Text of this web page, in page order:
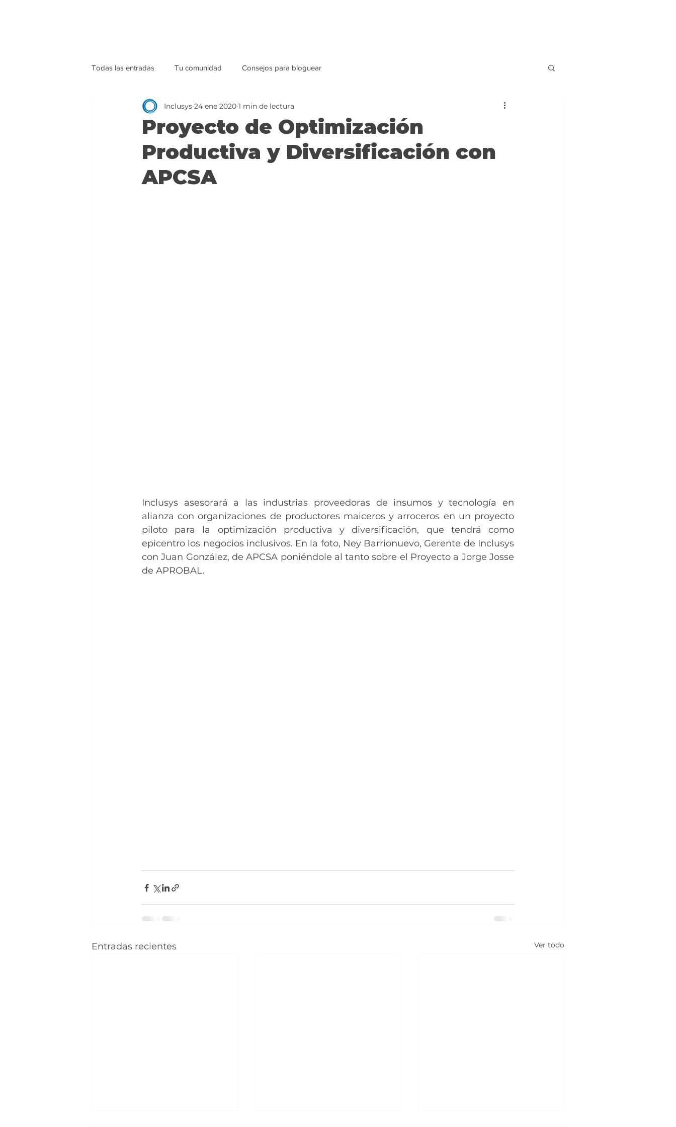
Todas las entradas Tu comunidad Consejos para bloguear
Proyecto de Optimización
Productiva y Diversificación con
APCSA
Inclusys 24 ene 2020 1 min de lectura
Inclusys asesorará a las industrias proveedoras de insumos y tecnología en
alianza con organizaciones de productores maiceros y arroceros en un proyecto
piloto para la optimización productiva y diversificación, que tendrá como
epicentro los negocios inclusivos. En la foto, Ney Barrionuevo, Gerente de Inclusys
con Juan González, de APCSA poniéndole al tanto sobre el Proyecto a Jorge Josse
de APROBAL.
Entradas recientes Ver todo